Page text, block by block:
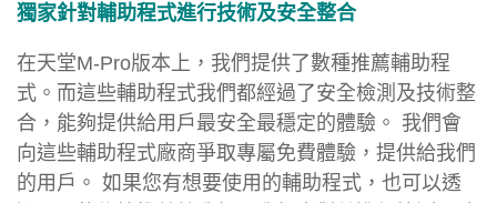
獨家針對輔助程式進行技術及安全整合
在天堂M-Pro版本上，我們提供了數種推薦輔助程
式。而這些輔助程式我們都經過了安全檢測及技術整
合，能夠提供給用戶最安全最穩定的體驗。 我們會
向這些輔助程式廠商爭取專屬免費體驗，提供給我們
的用戶。 如果您有想要使用的輔助程式，也可以透